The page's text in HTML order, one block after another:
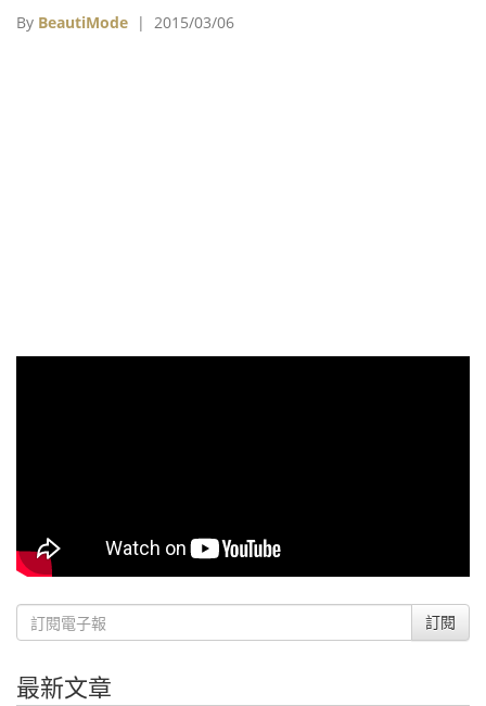
娘」艾拉。
By BeautiMode | 2015/03/06
訂閱
最新文章